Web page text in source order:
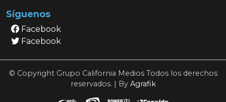
Síguenos
Facebook
Facebook
© Copyright Grupo California Medios Todos los derechos
reservados. | By Agrafik